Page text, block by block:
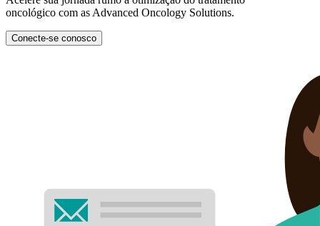
oncológico com as Advanced Oncology Solutions.
Conecte-se conosco